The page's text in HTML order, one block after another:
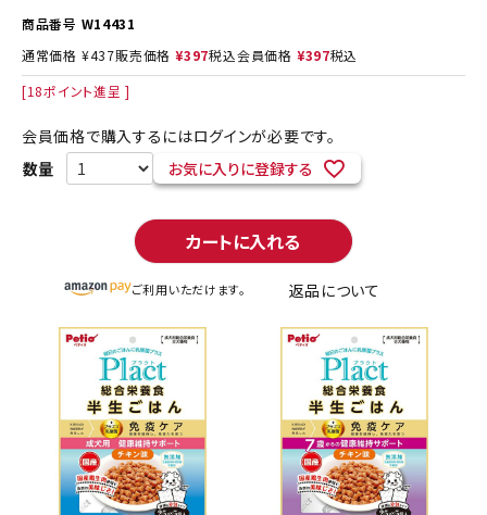
商品番号 W14431
通常価格 ¥437販売価格 ¥397税込会員価格 ¥397税込
[18ポイント進呈 ]
会員価格で購入するにはログインが必要です。
お気に入りに登録する
カートに入れる
ご利用いただけます。 返品について